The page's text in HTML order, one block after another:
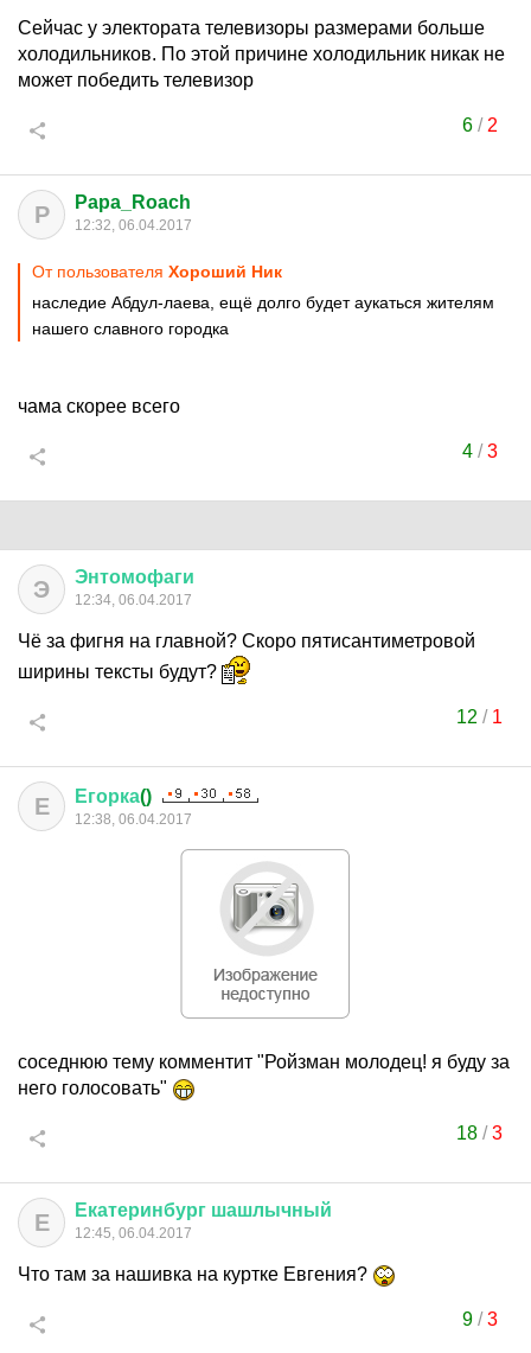
Сейчас у электората телевизоры размерами больше
холодильников. По этой причине холодильник никак не
может победить телевизор
6/ 2
P Papa_Roach
12:32, 06.04.2017
От пользователя Хороший Ник
наследие Абдул-лаева, ещё долго будет аукаться жителям
нашего славного городка
чама скорее всего
4/3
Э Энтомофаги
12:34, 06.04.2017
Чё за фигня на главной? Скоро пятисантиметровой
ширины тексты будут?
12 / 1
Е Егорка()
12:38, 06.04.2017
соседнюю тему комментит "Ройзман молодец! я буду за
него голосовать"
18 /3
Е Екатеринбург шашлычный
12:45, 06.04.2017
Что там за нашивка на куртке Евгения?
9/3